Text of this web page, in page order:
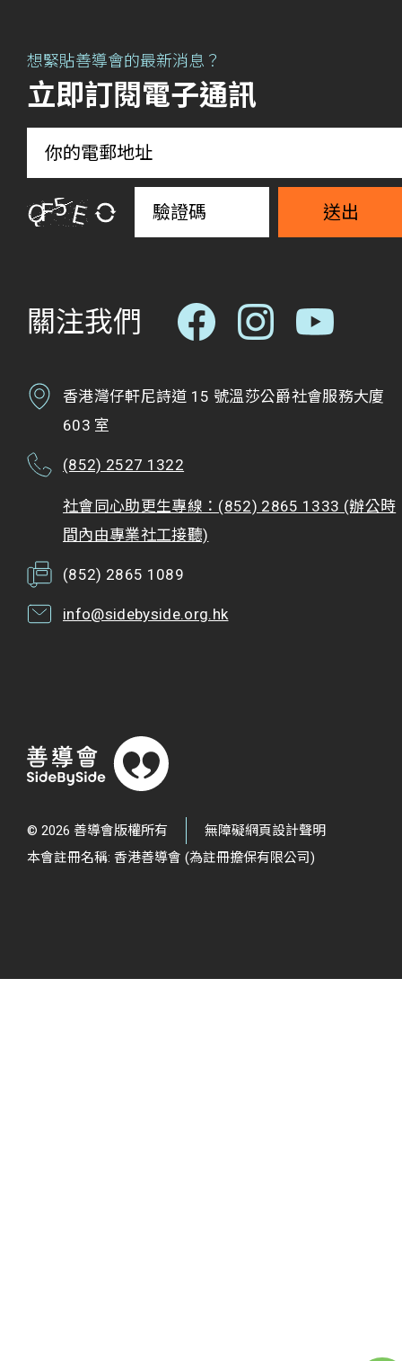
想緊貼善導會的最新消息？
立即訂閱電子通訊
送出
關注我們
香港灣仔軒尼詩道 15 號溫莎公爵社會服務大廈
603 室
(852) 2527 1322
社會同心助更生專線：(852) 2865 1333 (辦公時
間內由專業社工接聽)
(852) 2865 1089
info@sidebyside.org.hk
© 2026 善導會版權所有
無障礙網頁設計聲明
本會註冊名稱: 香港善導會 (為註冊擔保有限公司)